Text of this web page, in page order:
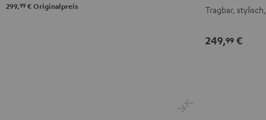
299,99 € Originalpreis Tragbar,
249,99 €